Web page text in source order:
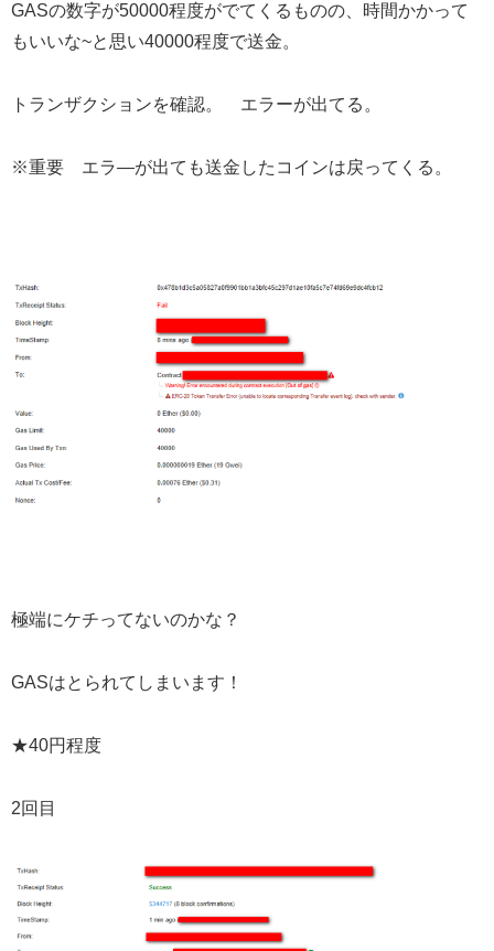
GASの数字が50000程度がでてくるものの、時間かかって
もいいな~と思い40000程度で送金。
トランザクションを確認。 エラーが出てる。
※重要 エラ―が出ても送金したコインは戻ってくる。
極端にケチってないのかな？
GASはとられてしまいます！
★40円程度
2回目